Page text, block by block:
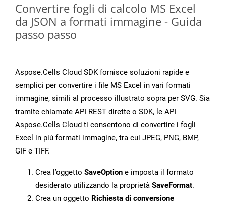
Convertire fogli di calcolo MS Excel
da JSON a formati immagine - Guida
passo passo
Aspose.Cells Cloud SDK fornisce soluzioni rapide e
semplici per convertire i file MS Excel in vari formati
immagine, simili al processo illustrato sopra per SVG. Sia
tramite chiamate API REST dirette o SDK, le API
Aspose.Cells Cloud ti consentono di convertire i fogli
Excel in più formati immagine, tra cui JPEG, PNG, BMP,
GIF e TIFF.
Crea l’oggetto SaveOption e imposta il formato
desiderato utilizzando la proprietà SaveFormat.
Crea un oggetto Richiesta di conversione